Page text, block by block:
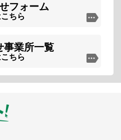
フォーム
ちら
事業所一覧
ちら